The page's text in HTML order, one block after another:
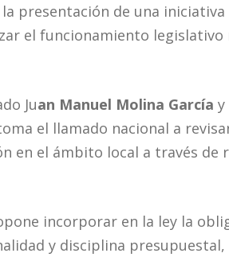
presentación de una
el funcionamiento legislativo
Juan Manuel Molina García y
el llamado nacional a
en el ámbito local a través de
incorporar en la ley la
y disciplina presupuestal,